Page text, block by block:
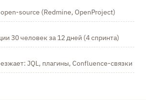
open-source (Redmine, OpenProject)
30 человек за 12 дней (4 спринта)
JQL, плагины, Confluence-связки